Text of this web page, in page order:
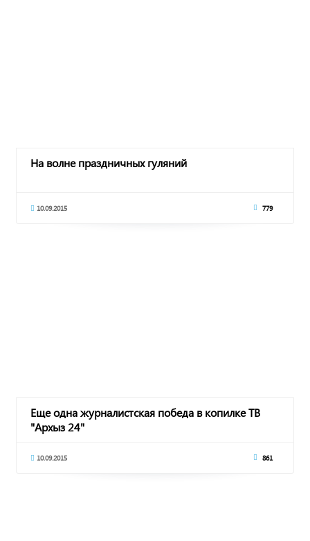
На волне праздничных гуляний
10.09.2015 779
Еще одна журналистская победа в копилке ТВ
"Архыз 24"
10.09.2015 861